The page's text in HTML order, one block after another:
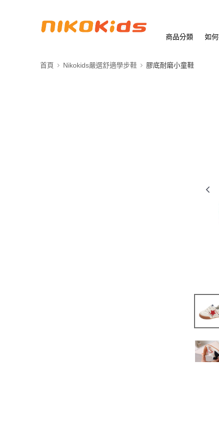
商品分類 如
首頁 Nikokids嚴選舒適學步鞋 膠底耐磨小童鞋